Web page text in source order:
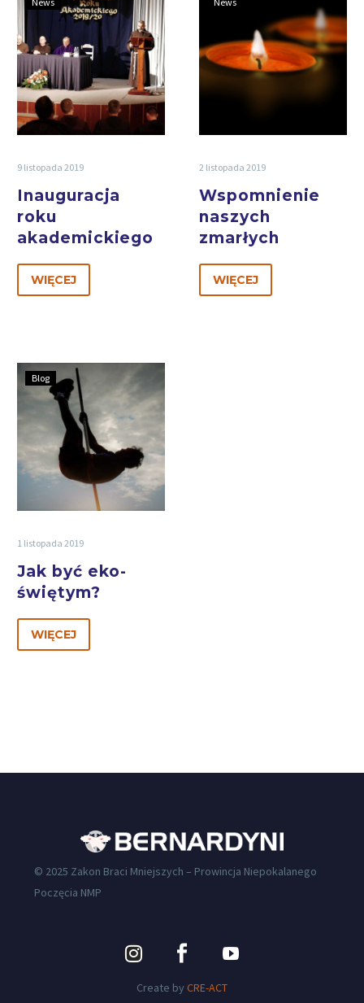
9 listopada 2019
Inauguracja
roku
akademickiego
WIĘCEJ
2 listopada 2019
Wspomnienie
naszych
zmarłych
WIĘCEJ
Blog
1 listopada 2019
Jak być eko-
świętym?
WIĘCEJ
© 2025 Zakon Braci Mniejszych – Prowincja Niepokalanego
Poczęcia NMP
Create by CRE-ACT